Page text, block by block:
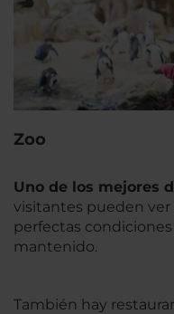
Zoo
Uno de los mejores
visitantes pueden ver
perfectas
mantenido.
También hay